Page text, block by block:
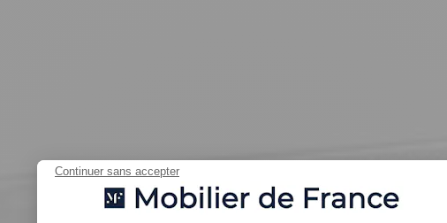
Continuer sans accepter